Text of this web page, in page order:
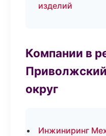
изделий
Компании в
округ
Инжиниринг